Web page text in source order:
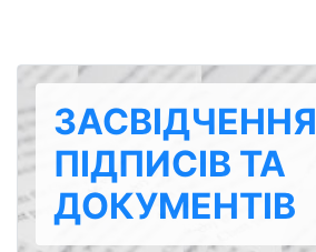
ЗАСВІДЧЕННЯ
ПІДПИСІВ ТА
ДОКУМЕНТІВ